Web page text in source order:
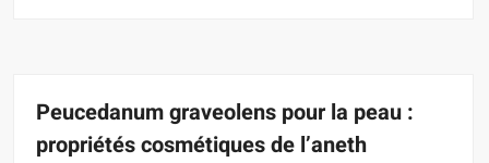
Peucedanum graveolens pour la peau :
propriétés cosmétiques de l’aneth